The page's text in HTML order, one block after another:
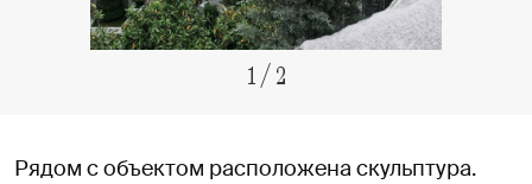
1/2
Рядом с объектом расположена скульптура.